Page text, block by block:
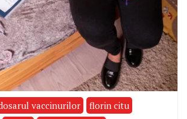
vaccinurilor
florin citu